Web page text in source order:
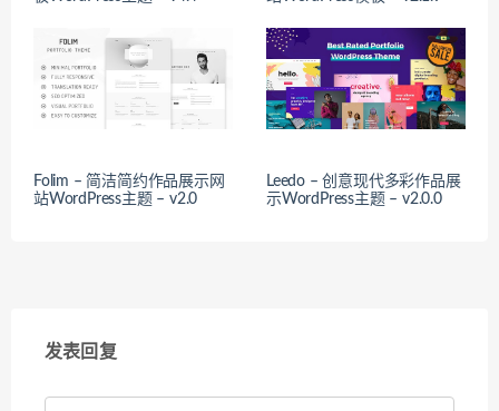
Folim – 简洁简约作品展示网
站WordPress主题 – v2.0
Leedo – 创意现代多彩作品展
示WordPress主题 – v2.0.0
发表回复